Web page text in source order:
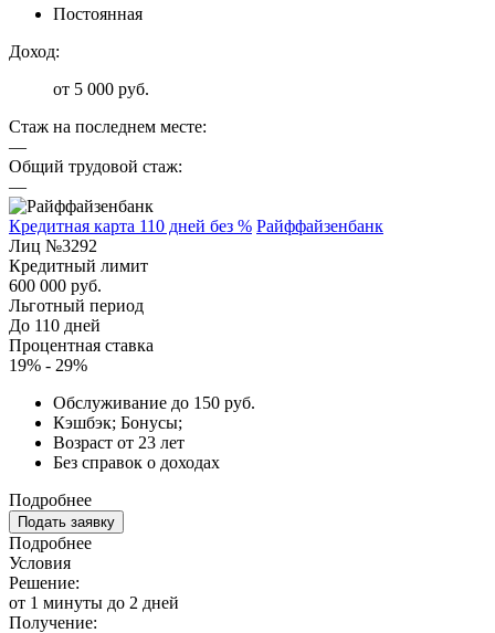
Постоянная
Доход:
от 5 000 руб.
Стаж на последнем месте:
—
Общий трудовой стаж:
—
Кредитная карта 110 дней без % Райффайзенбанк
Лиц №3292
Кредитный лимит
600 000 руб.
Льготный период
До 110 дней
Процентная ставка
19% - 29%
Обслуживание до 150 руб.
Кэшбэк; Бонусы;
Возраст от 23 лет
Без справок о доходах
Подробнее
Подать заявку
Подробнее
Условия
Решение:
от 1 минуты до 2 дней
Получение: